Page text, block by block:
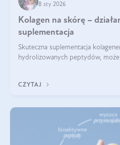
8 sty 2026
Kolagen na skórę –
suplementacja
Skuteczna suplementacja
hydrolizowanych peptydów,
CZYTAJ